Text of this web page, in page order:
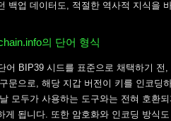
백업 데이터도, 적절한 역사적 지식을
의 단어 형식
어 BIP39 시드를 표준으로 채택하기
문으로, 해당 지갑 버전이 키를 인코딩
모두가 사용하는 도구와는 전혀 호환
게 됩니다. 또한 암호화와 인코딩 방식